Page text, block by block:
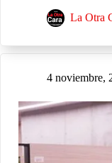
La Otra
4 noviembre,